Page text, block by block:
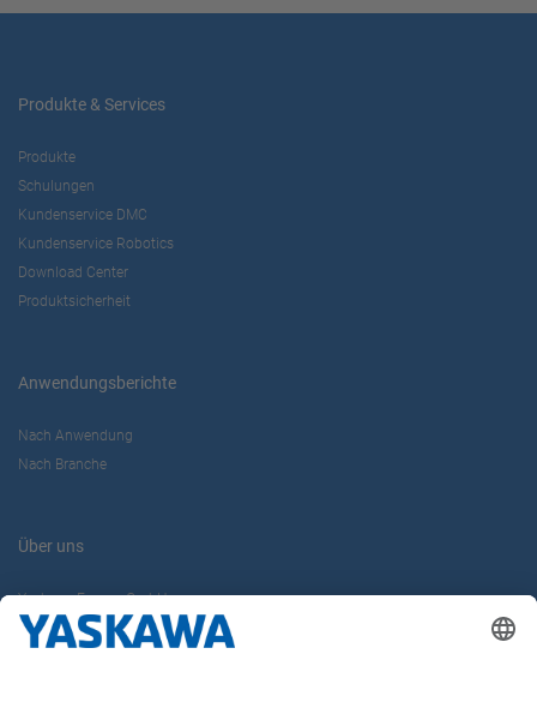
Produkte & Services
Produkte
Schulungen
Kundenservice DMC
Kundenservice Robotics
Download Center
Produktsicherheit
Anwendungsberichte
Nach Anwendung
Nach Branche
Über uns
Yaskawa Europe GmbH
Karriere